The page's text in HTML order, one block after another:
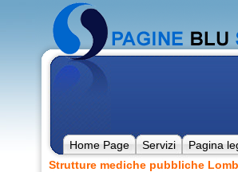
Home Page Servizi Pagina
Strutture mediche pubbliche